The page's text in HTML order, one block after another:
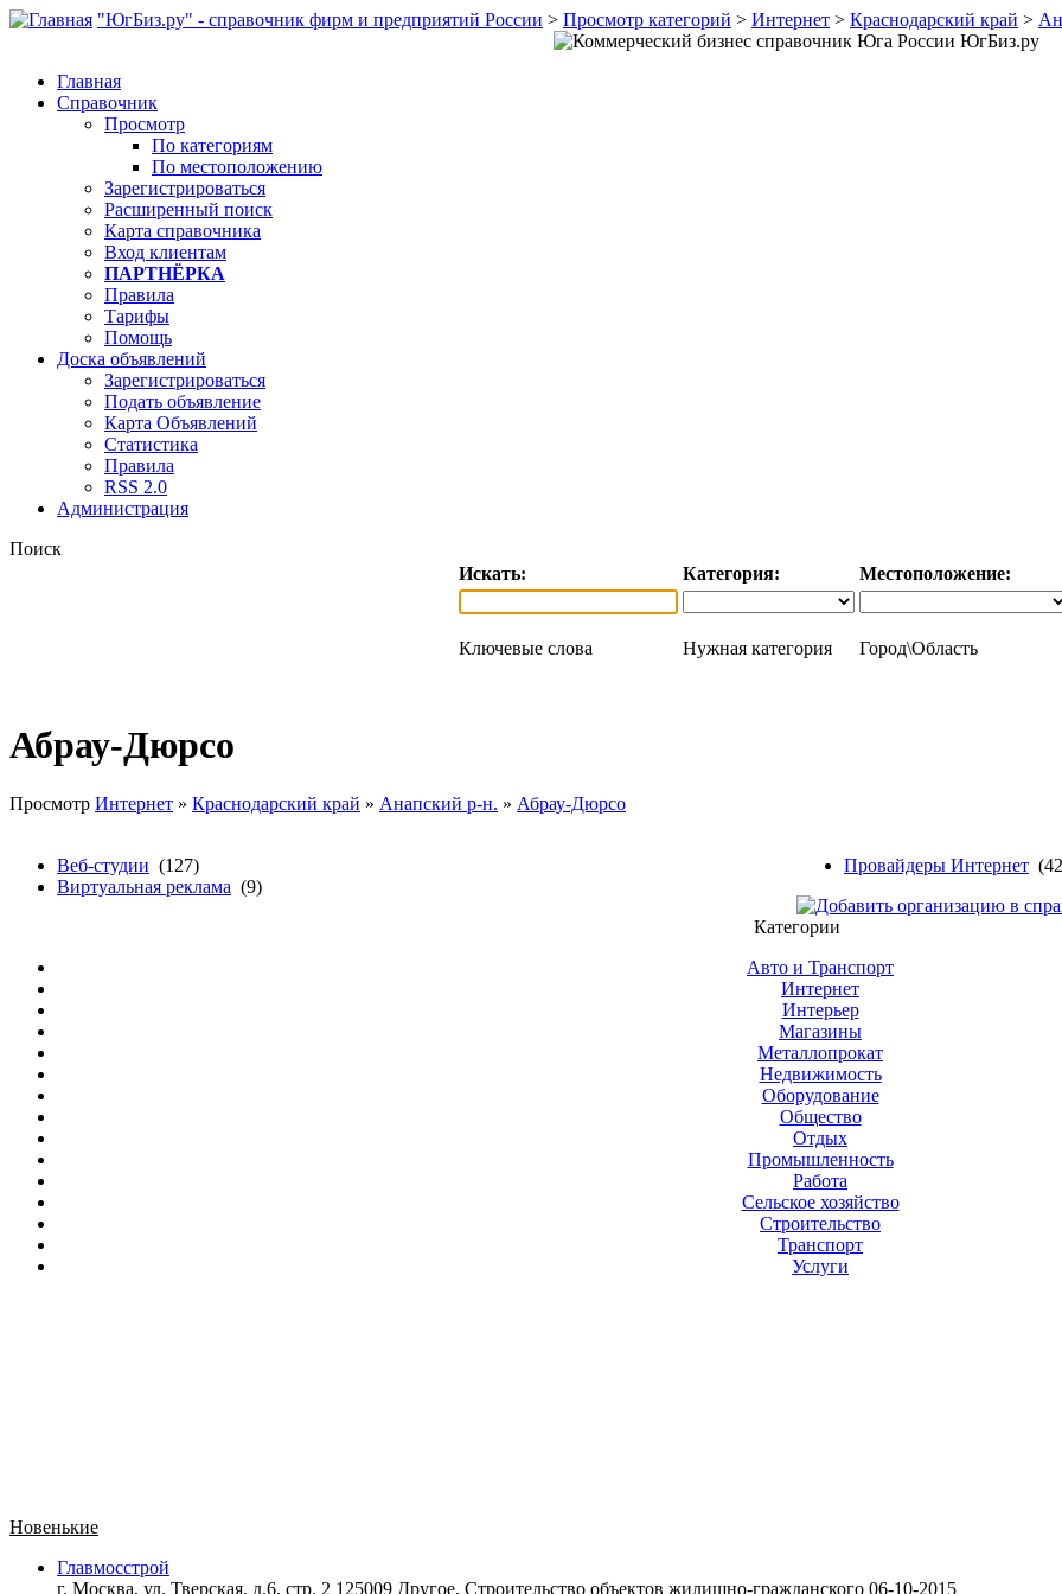
"ЮгБиз.ру" - справочник фирм и предприятий России > Просмотр категорий > Интернет > Краснодарский край >
Главная
Справочник
Просмотр
По категориям
По местоположению
Зарегистрироваться
Расширенный поиск
Карта справочника
Вход клиентам
ПАРТНЁРКА
Правила
Тарифы
Помощь
Доска объявлений
Зарегистрироваться
Подать объявление
Карта Объявлений
Статистика
Правила
RSS 2.0
Администрация
Поиск
Искать:
Категория: Местоположение:
Ключевые слова Нужная категория Город\Область
Абрау-Дюрсо
Просмотр Интернет » Краснодарский край » Анапский р-н. » Абрау-Дюрсо
Веб-студии (127)
Виртуальная реклама (9)
Провайдеры Интернет
Категории
Авто и Транспорт
Интернет
Интерьер
Магазины
Металлопрокат
Недвижимость
Оборудование
Общество
Отдых
Промышленность
Работа
Сельское хозяйство
Строительство
Транспорт
Услуги
Новенькие
Главмосстрой
г. Москва, ул. Тверская, д.6, стр. 2 125009 Другое, Строительство объектов жилищно-гражданского 06-10-2015